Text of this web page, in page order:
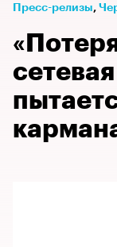
Пресс-релизы⁠,